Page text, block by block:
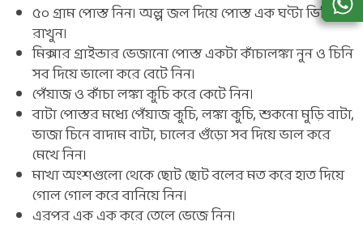
৫০ গ্রাম পোস্ত নিন। অল্প জল দিয়ে পোস্ত এক ঘণ্টা ভিজিয়ে
রাখুন।
মিক্সার গ্রাইন্ডার ভেজানো পোস্ত একটা কাঁচালঙ্কা নুন ও চিনি
সব দিয়ে ভালো করে বেটে নিন।
পেঁয়াজ ও কাঁচা লঙ্কা কুচি করে কেটে নিন।
বাটা পোস্তর মধ্যে পেঁয়াজ কুচি, লঙ্কা কুচি, শুকনো মুড়ি বাটা,
ভাজা চিনে বাদাম বাটা, চালের গুঁড়ো সব দিয়ে ভাল করে
মেখে নিন।
মাখা অংশগুলো থেকে ছোট ছোট বলের মত করে হাত দিয়ে
গোল গোল করে বানিয়ে নিন।
এরপর এক এক করে তেলে ভেজে নিন।